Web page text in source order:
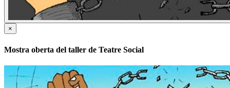
×
Mostra oberta del taller de Teatre Social